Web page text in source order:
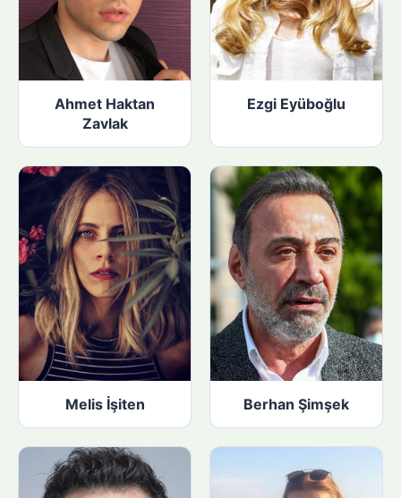
Ahmet Haktan
Zavlak
Ezgi Eyüboğlu
Melis İşiten Berhan Şimşek